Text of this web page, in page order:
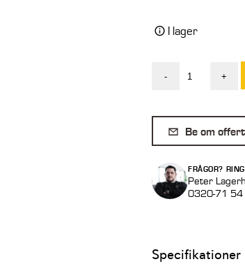
I lager
-
125
x
x
1600
840
+
Be om offert
FRÅGOR?
Peter
0320-71
Specifikationer